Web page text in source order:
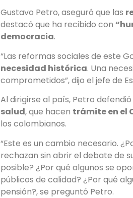
Gustavo Petro, aseguró que las
destacó que ha recibido con
democracia.
“Las reformas sociales de este
necesidad histórica. Una
comprometidos”, dijo el jefe de
Al dirigirse al país, Petro
salud, que hacen trámite en el
los colombianos.
“Este es un cambio necesario.
rechazan sin abrir el debate de
posible? ¿Por qué algunos se
públicos de calidad? ¿Por qué
pensión?, se preguntó Petro.